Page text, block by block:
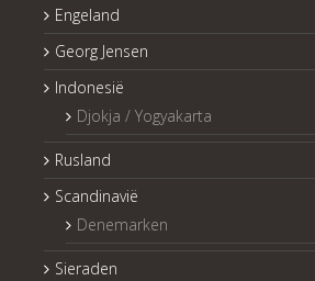
Engeland
Georg Jensen
Indonesië
Djokja / Yogyakarta
Rusland
Scandinavië
Denemarken
Sieraden